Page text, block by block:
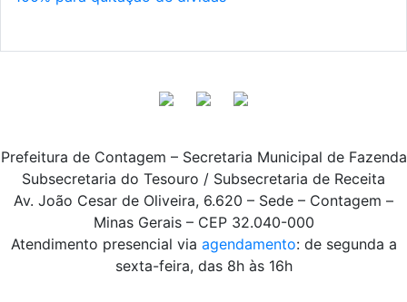
Prefeitura de Contagem – Secretaria Municipal de Fazenda
Subsecretaria do Tesouro / Subsecretaria de Receita
Av. João Cesar de Oliveira, 6.620 – Sede – Contagem –
Minas Gerais – CEP 32.040-000
Atendimento presencial via agendamento: de segunda a
sexta-feira, das 8h às 16h